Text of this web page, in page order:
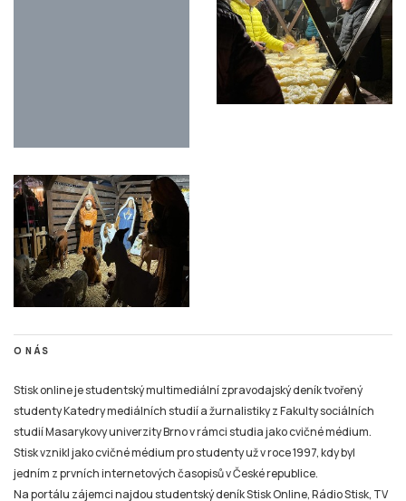
O NÁS
Stisk online je studentský multimediální zpravodajský deník tvořený
studií Masarykovy univerzity Brno v rámci studia jako cvičné médium.
jedním z prvních internetových časopisů v České republice.
Na portálu zájemci najdou studentský deník Stisk Online, Rádio Stisk, TV
Stisk a také výstupy některých dalších žurnalistických kurzů (s přesahem
na sociální sítě). Cílem multimediální dílny je simulace redakčního
prostředí, každý student si tak může vyzkoušet všechny základní role při
výrobě online zpravodajského či publicistického obsahu i související